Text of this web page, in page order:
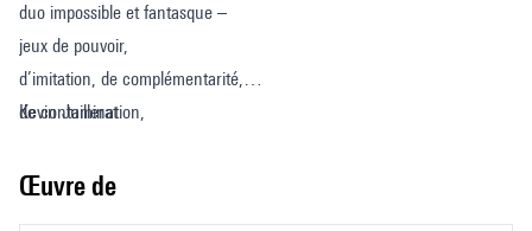
duo impossible et fantasque –
jeux de pouvoir,
d’imitation, de complémentarité,
de contamination,
musique contradictoire –
Kevin Juillerat
Œuvre de